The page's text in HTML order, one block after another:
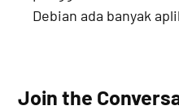
Debian ada banyak
Join the